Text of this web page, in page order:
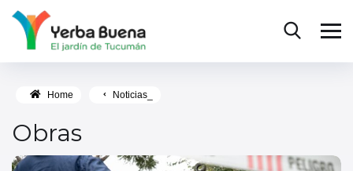
Home Noticias_
Obras